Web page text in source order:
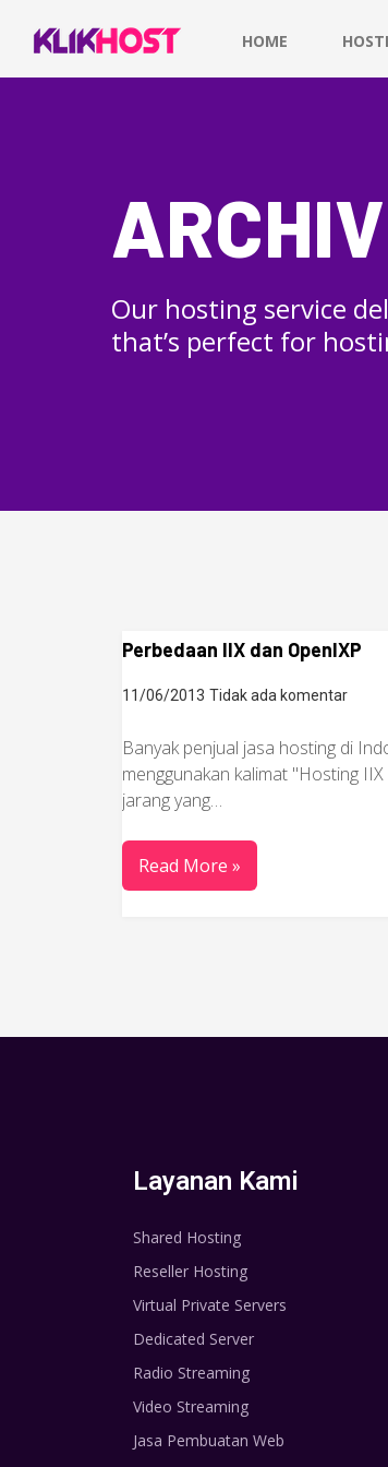
HOME
Our hosting service
that’s perfect for
Perbedaan IIX dan OpenIXP
11/06/2013 Tidak ada komentar
Banyak penjual jasa hosting di
menggunakan kalimat "Hosting
jarang yang…
Read More »
Layanan Kami
Shared Hosting
Reseller Hosting
Virtual Private Servers
Dedicated Server
Radio Streaming
Video Streaming
Jasa Pembuatan Web